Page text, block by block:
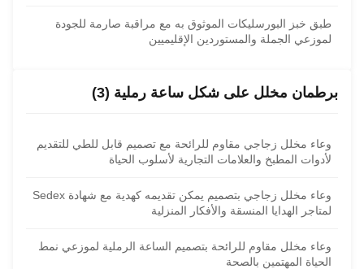
طبق خبز البورسليكات الموثوق به مع مراقبة صارمة للجودة
لموزعي الجملة والمستوردين الإقليميين
برطمان مخلل على شكل ساعة رملية (3)
وعاء مخلل زجاجي مقاوم للرائحة مع تصميم قابل للطي للتقديم
لأدوات المطبخ والعلامات التجارية لأسلوب الحياة
وعاء مخلل زجاجي بتصميم يمكن تقديمه كهدية مع شهادة Sedex
لمتاجر الهدايا المنسقة والأفكار المنزلية
وعاء مخلل مقاوم للرائحة بتصميم الساعة الرملية لموزعي نمط
الحياة المهتمين بالصحة